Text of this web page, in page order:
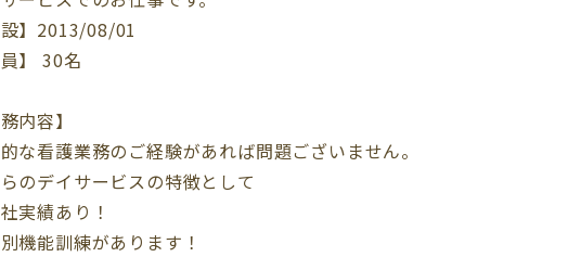
設】2013/08/01
員】 30名
内容】
な看護業務のご経験があれば問題ございません。
のデイサービスの特徴として
実績あり！
機能訓練があります！